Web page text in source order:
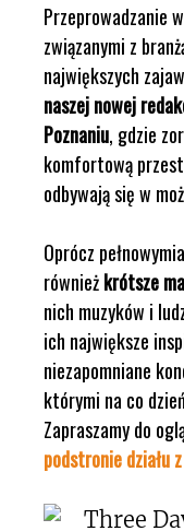
Przeprowadzanie
związanymi z
największych
naszej nowej
Poznaniu, gdzie
komfortową
odbywają się w
Oprócz
równieżkrótsze
nich muzyków i
ich największe
niezapomniane
którymi na co
Zapraszamy do
podstronie działu